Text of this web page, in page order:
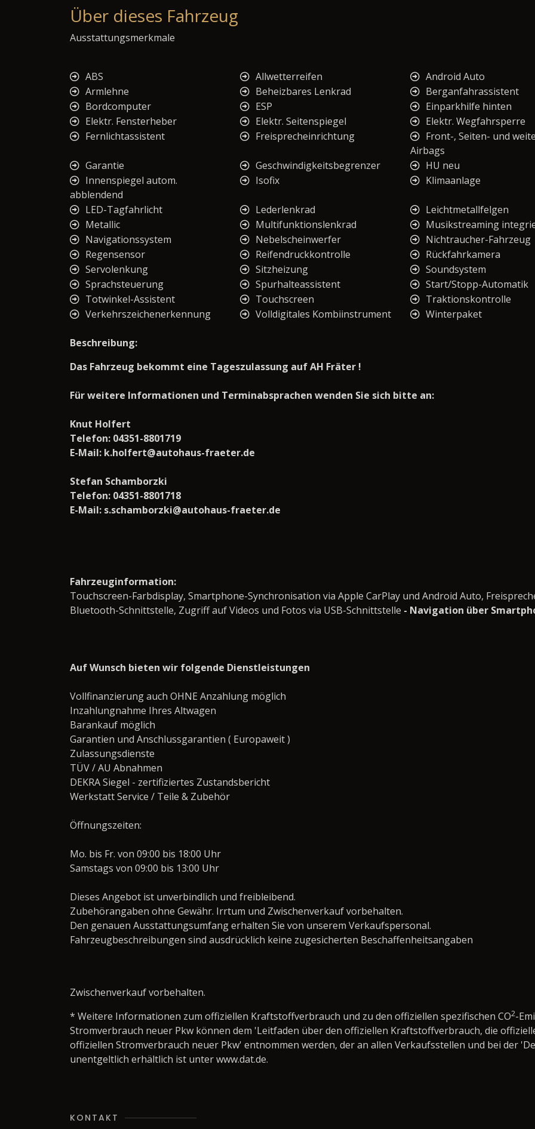
Über dieses Fahrzeug
Ausstattungsmerkmale
ABS Allwetterreifen Android Auto
Armlehne
Beheizbares Lenkrad Berganfahrassistent
Bordcomputer
ESP Einparkhilfe hinten
Elektr. Fensterheber
Elektr. Seitenspiegel Elektr. Wegfahrsperre
Fernlichtassistent
Freisprecheinrichtung
Front-, Seiten- und
Airbags
Garantie Geschwindigkeitsbegrenzer HU neu
Innenspiegel autom.
abblendend
Isofix Klimaanlage
LED-Tagfahrlicht Lederlenkrad Leichtmetallfelgen
Metallic
Multifunktionslenkrad Musikstreaming
Navigationssystem
Nebelscheinwerfer Nichtraucher-Fahrzeug
Regensensor
Reifendruckkontrolle Rückfahrkamera
Servolenkung
Sitzheizung Soundsystem
Sprachsteuerung
Spurhalteassistent Start/Stopp-Automatik
Totwinkel-Assistent
Touchscreen Traktionskontrolle
Verkehrszeichenerkennung
Volldigitales Kombiinstrument Winterpaket
Beschreibung:
Das Fahrzeug bekommt eine Tageszulassung auf AH Fräter !
Für weitere Informationen und Terminabsprachen wenden Sie sich bitte an:
Knut Holfert
Telefon: 04351-8801719
E-Mail: k.holfert@autohaus-fraeter.de
Stefan Schamborzki
Telefon: 04351-8801718
E-Mail: s.schamborzki@autohaus-fraeter.de
Fahrzeuginformation:
Touchscreen-Farbdisplay, Smartphone-Synchronisation via Apple CarPlay und Android Auto,
Bluetooth-Schnittstelle, Zugriff auf Videos und Fotos via USB-Schnittstelle - Navigation über
Auf Wunsch bieten wir folgende Dienstleistungen
Vollfinanzierung auch OHNE Anzahlung möglich
Inzahlungnahme Ihres Altwagen
Barankauf möglich
Garantien und Anschlussgarantien ( Europaweit )
Zulassungsdienste
TÜV / AU Abnahmen
DEKRA Siegel - zertifiziertes Zustandsbericht
Werkstatt Service / Teile & Zubehör
Öffnungszeiten:
Mo. bis Fr. von 09:00 bis 18:00 Uhr
Samstags von 09:00 bis 13:00 Uhr
Dieses Angebot ist unverbindlich und freibleibend.
Zubehörangaben ohne Gewähr. Irrtum und Zwischenverkauf vorbehalten.
Den genauen Ausstattungsumfang erhalten Sie von unserem Verkaufspersonal.
Fahrzeugbeschreibungen sind ausdrücklich keine zugesicherten Beschaffenheitsangaben
Zwischenverkauf vorbehalten.
* Weitere Informationen zum offiziellen Kraftstoffverbrauch und zu den offiziellen spezifischen CO2-
Stromverbrauch neuer Pkw können dem 'Leitfaden über den offiziellen Kraftstoffverbrauch, die
offiziellen Stromverbrauch neuer Pkw' entnommen werden, der an allen Verkaufsstellen und bei der
unentgeltlich erhältlich ist unter www.dat.de.
KONTAKT